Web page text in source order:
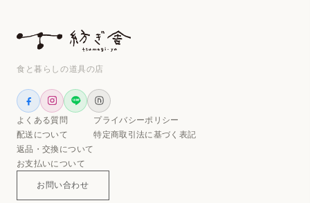
食と暮らしの道具の店
よくある質問
配送について
返品・交換について
お支払いについて
プライバシーポリシー
特定商取引法に基づく表記
お問い合わせ